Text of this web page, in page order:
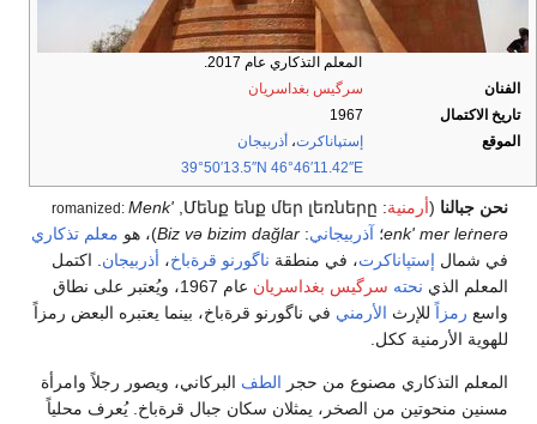
المعلم التذكاري عام 2017.
الفنان
سرگيس بغداسريان
تاريخ الاكتمال
1967
الموقع
إستپاناكرت، أذربيجان
39°50′13.5″N 46°46′11.42″E
نحن جبالنا (أرمنية:
Մենք ենք մեր լեռները
,
romanized: Menk'
enk' mer leṙnerə؛ آذربيجاني:
Biz və bizim dağlar)، هو معلم تذكاري
في شمال إستپاناكرت، في منطقة ناگورنو قرةباخ، أذربيجان. اكتمل
المعلم الذي نحته سرگيس بغداسريان
عام 1967، ويُعتبر على نطاق
واسع رمزاً للإرث الأرمني في ناگورنو قرةباخ، بينما يعتبره البعض رمزاً
للهوية الأرمنية ككل.
المعلم التذكاري مصنوع من حجر الطف البركاني، ويصور رجلاً وامرأة
مسنين منحوتين من الصخر، يمثلان سكان جبال قرةباخ. يُعرف محلياً